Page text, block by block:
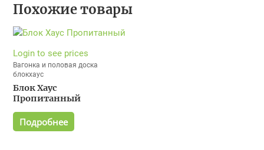
Похожие товары
Login to see prices
Вагонка и половая доска
блокхаус
Блок Хаус
Пропитанный
Подробнее